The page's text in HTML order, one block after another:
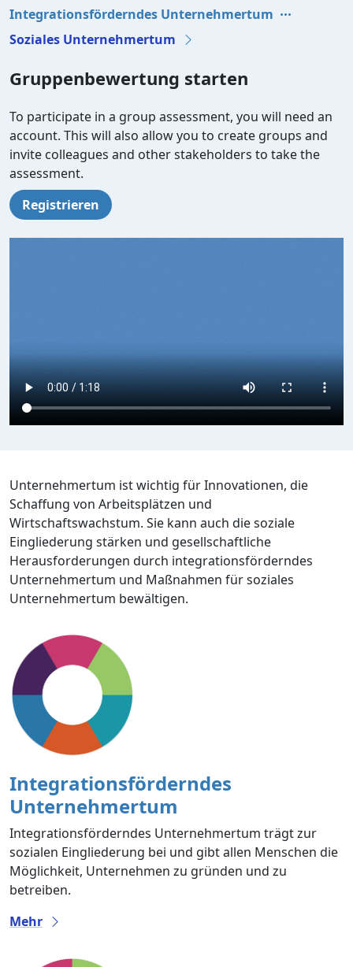
Integrationsförderndes Unternehmertum
Soziales Unternehmertum
Gruppenbewertung starten
To participate in a group assessment, you will need an
account. This will also allow you to create groups and
invite colleagues and other stakeholders to take the
assessment.
Registrieren
Unternehmertum ist wichtig für Innovationen, die
Schaffung von Arbeitsplätzen und
Wirtschaftswachstum. Sie kann auch die soziale
Eingliederung stärken und gesellschaftliche
Herausforderungen durch integrationsförderndes
Unternehmertum und Maßnahmen für soziales
Unternehmertum bewältigen.
Integrationsförderndes
Unternehmertum
Integrationsförderndes Unternehmertum trägt zur
sozialen Eingliederung bei und gibt allen Menschen die
Möglichkeit, Unternehmen zu gründen und zu
betreiben.
Mehr